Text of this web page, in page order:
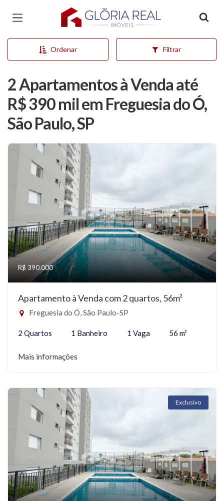
Página inicial
Ordenar Filtrar
2 Apartamentos à Venda até
R$ 390 mil em Freguesia do Ó,
São Paulo, SP
R$ 390.000
Apartamento à Venda com 2 quartos, 56m²
Freguesia do Ó, São Paulo-SP
2 Quartos 1 Banheiro 1 Vaga 56 m²
Mais informações
Exclusivo